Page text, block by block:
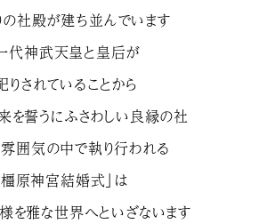
社殿が建ち並んでいます
代神武天皇と皇后が
りされていることから
を誓うにふさわしい良縁の社
囲気の中で執り行われる
橿原神宮結婚式」は
を雅な世界へといざないます